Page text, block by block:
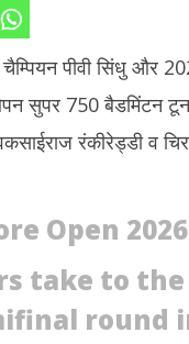
May
29,
2026
चैम्पियन पीवी सिंधु और
सुपर 750 बैडमिंटन
रंकीरेड्डी व
Open
take to
round